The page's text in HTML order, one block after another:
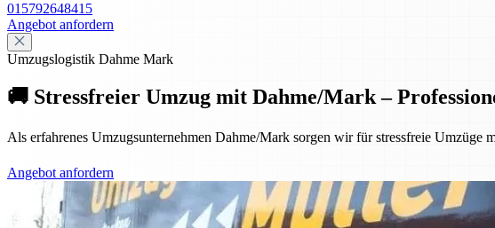
015792648415
Angebot anfordern
Umzugslogistik Dahme Mark
🚚 Stressfreier Umzug mit Dahme/Mark –
Als erfahrenes Umzugsunternehmen Dahme/Mark sorgen wir für stressfreie
Angebot anfordern